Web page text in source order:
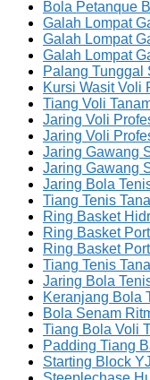
Bola Petanque
Galah Lompat
Galah Lompat
Galah Lompat
Palang Tunggal
Kursi Wasit Voli
Tiang Voli
Jaring Voli
Jaring Voli
Jaring Gawang
Jaring Gawang
Jaring Bola
Tiang Tenis
Ring Basket
Ring Basket
Ring Basket
Tiang Tenis
Jaring Bola
Keranjang Bola
Bola Senam
Tiang Bola Voli
Padding Tiang
Starting Block